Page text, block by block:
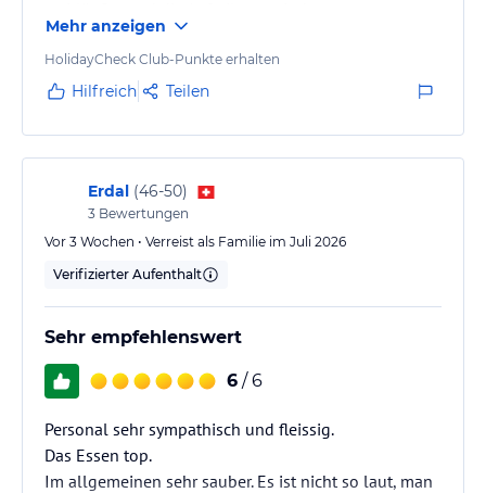
Familienbereich zwischen Snackbar und Strand hat
uns super gefallen. Ein riesiges Plus für uns waren
die beheizten Pools und Rutschen im April – das
gut erlebt.
​Zimmer
​Wir hatten erst ein Standardzimmer, haben dann aber
nach einem Upgrade gefragt.…
Mehr anzeigen
HolidayCheck Club-Punkte erhalten
Hilfreich Teilen
Erdal (46-50)
3 Bewertungen
Vor 3 Wochen • Verreist als Familie im Juli 2026
Verifizierter Aufenthalt
Sehr empfehlenswert
6 / 6
Personal sehr sympathisch und fleissig.
Das Essen top.
Im allgemeinen sehr sauber. Es ist nicht so laut, man